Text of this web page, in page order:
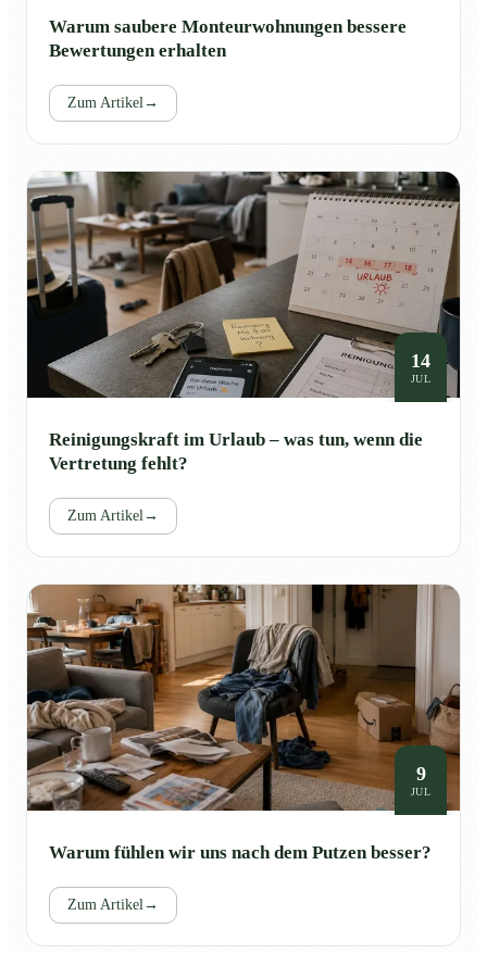
Warum saubere Monteurwohnungen bessere
Bewertungen erhalten
Zum Artikel→
14
JUL
Reinigungskraft im Urlaub – was tun, wenn die
Vertretung fehlt?
Zum Artikel→
9
JUL
Warum fühlen wir uns nach dem Putzen besser?
Zum Artikel→